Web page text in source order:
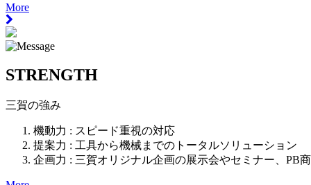
More
STRENGTH
三賀の強み
機動力 : スピード重視の対応
提案力 : 工具から機械までのトータルソリューション
企画力 : 三賀オリジナル企画の展示会やセミナー、PB